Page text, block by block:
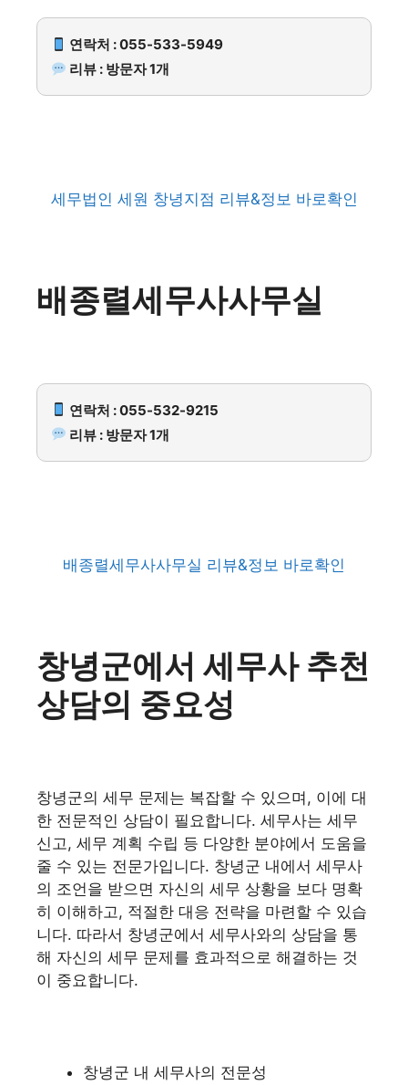
연락처 : 055-533-5949
리뷰 : 방문자 1개
세무법인 세원 창녕지점 리뷰&정보 바로확인
배종렬세무사사무실
연락처 : 055-532-9215
리뷰 : 방문자 1개
배종렬세무사사무실 리뷰&정보 바로확인
창녕군에서 세무사 추천
상담의 중요성
창녕군의 세무 문제는 복잡할 수 있으며, 이에 대
한 전문적인 상담이 필요합니다. 세무사는 세무
신고, 세무 계획 수립 등 다양한 분야에서 도움을
줄 수 있는 전문가입니다. 창녕군 내에서 세무사
의 조언을 받으면 자신의 세무 상황을 보다 명확
히 이해하고, 적절한 대응 전략을 마련할 수 있습
니다. 따라서 창녕군에서 세무사와의 상담을 통
해 자신의 세무 문제를 효과적으로 해결하는 것
이 중요합니다.
창녕군 내 세무사의 전문성